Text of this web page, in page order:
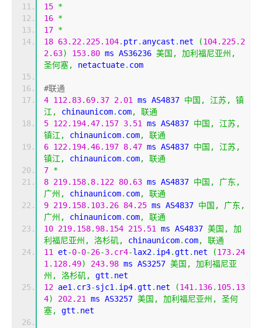
15 *
16 *
17 *
18 63.22. 225.104. ptr. anycast . net (104.225. 2
2.63) 153.80 ms AS36236 美国,
加利福尼亚州,
圣何塞,
netactuate. com
#联通
4 112.83. 69.37 2.01 ms AS4837 中国, 江苏,
镇
江,
chinaunicom. com,
联通
5 122.194.47.157 3.51 ms AS4837 中国,
江苏,
镇江,
chinaunicom. com,
联通
6 122.194.46.197 8.47 ms AS4837 中国,
江苏,
镇江,
chinaunicom. com,
联通
7 *
8 219.158. 8.122 80.63 ms AS4837 中国,
广东,
广州,
chinaunicom. com,
联通
9 219.158. 103.26 84.25 ms AS4837 中国,
广东,
广州,
chinaunicom. com,
联通
10 219.158. 98.154 215.51 ms AS4837 美国,
加
利福尼亚州,
洛杉矶, chinaunicom. com,
联通
11
et-0-0-26-3.cr4-lax2. ip4.gtt . net (173.24
1 . 128.49) 243.98 ms AS3257 美国,
加利福尼亚
州,
洛杉矶, gtt . net
12 ae1 . cr3-sjc1 . ip4.gtt . net (141.136. 105.13
4) 202.21 ms AS3257 美国, 加利福尼亚州,
圣何
塞,
gtt . net